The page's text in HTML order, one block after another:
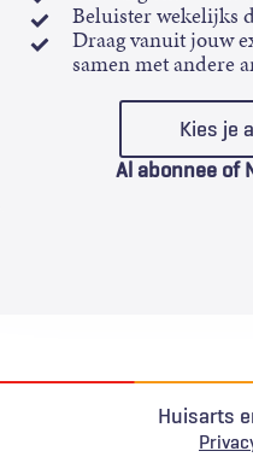
Beluister wekelijks
Draag vanuit jouw
samen met andere
Kies je
Al abonnee of
Huisarts